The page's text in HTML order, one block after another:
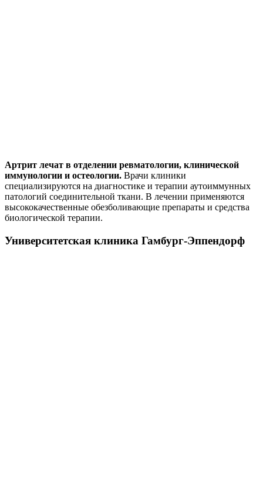
Артрит лечат в отделении ревматологии, клинической
иммунологии и остеологии. Врачи клиники
специализируются на диагностике и терапии аутоиммунных
патологий соединительной ткани. В лечении применяются
высококачественные обезболивающие препараты и средства
биологической терапии.
Университетская клиника Гамбург-Эппендорф